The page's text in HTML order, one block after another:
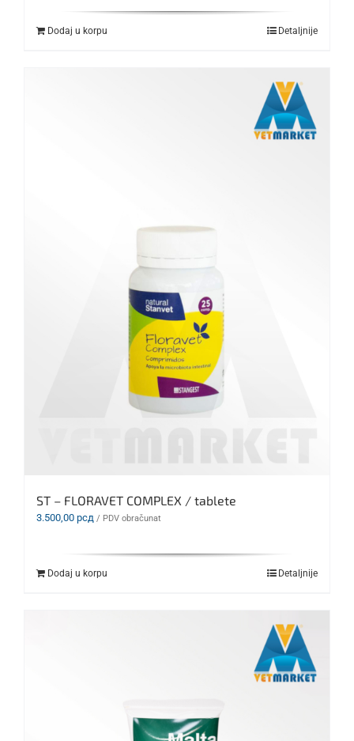
Dodaj u korpu Detaljnije
ST – FLORAVET COMPLEX / tablete
3.500,00 рсд / PDV obračunat
Dodaj u korpu Detaljnije